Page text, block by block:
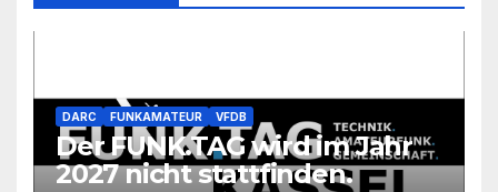
DARC FUNKAMATEUR VFDB
Der FUNK.TAG wird im Jahr
2027 nicht stattfinden.